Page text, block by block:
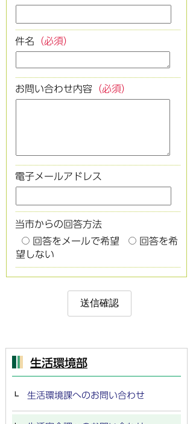
件名 （必須）
お問い合わせ内容 （必須）
電子メールアドレス
当市からの回答方法
回答をメールで希望
回答を希
望しない
生活環境部
生活環境課へのお問い合わせ